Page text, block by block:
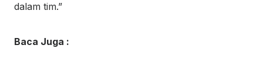
dalam tim.”
Baca Juga :